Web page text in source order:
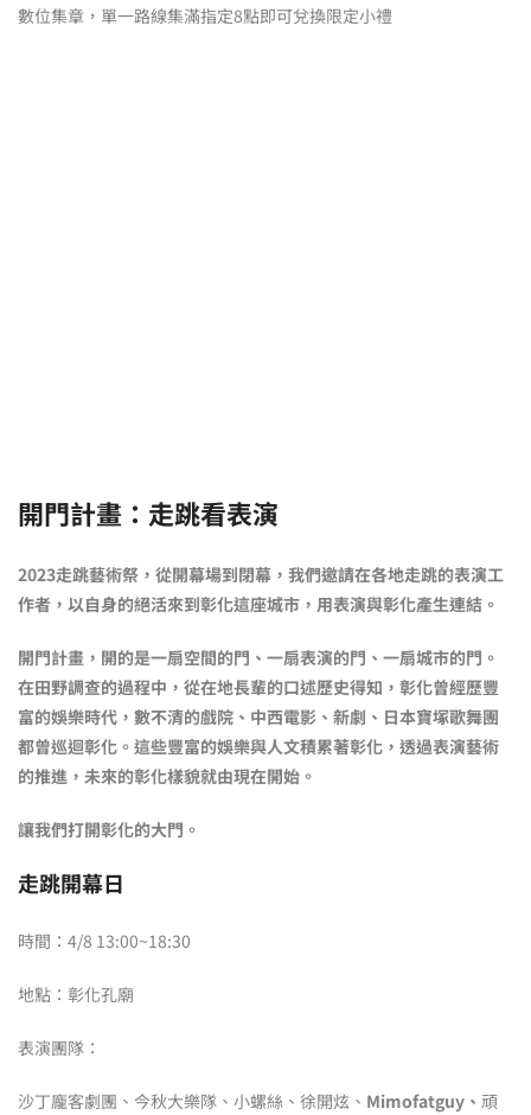
數位集章，單一路線集滿指定8點即可兌換限定小禮
開門計畫：走跳看表演
2023走跳藝術祭，從開幕場到閉幕，我們邀請在各地走跳的表演工
作者，以自身的絕活來到彰化這座城市，用表演與彰化產生連結。
開門計畫，開的是一扇空間的門、一扇表演的門、一扇城市的門。
在田野調查的過程中，從在地長輩的口述歷史得知，彰化曾經歷豐
富的娛樂時代，數不清的戲院、中西電影、新劇、日本寶塚歌舞團
都曾巡迴彰化。這些豐富的娛樂與人文積累著彰化，透過表演藝術
的推進，未來的彰化樣貌就由現在開始。
讓我們打開彰化的大門。
走跳開幕日
時間：4/8 13:00~18:30
地點：彰化孔廟
表演團隊：
沙丁龐客劇團、今秋大樂隊、小螺絲、徐開炫、 Mimofatguy、 頑